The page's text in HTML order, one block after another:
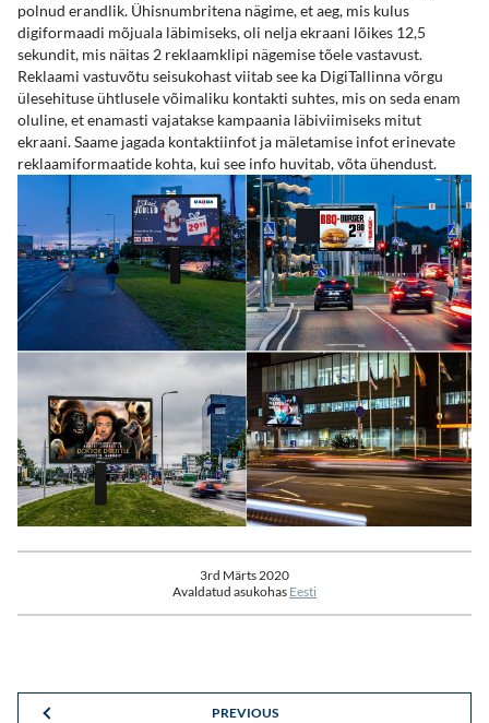
polnud erandlik. Ühisnumbritena nägime, et aeg, mis kulus
digiformaadi mõjuala läbimiseks, oli nelja ekraani lõikes 12,5
sekundit, mis näitas 2 reklaamklipi nägemise tõele vastavust.
Reklaami vastuvõtu seisukohast viitab see ka DigiTallinna võrgu
ülesehituse ühtlusele võimaliku kontakti suhtes, mis on seda enam
oluline, et enamasti vajatakse kampaania läbiviimiseks mitut
ekraani. Saame jagada kontaktiinfot ja mäletamise infot erinevate
reklaamiformaatide kohta, kui see info huvitab, võta ühendust.
3rd Märts 2020
Avaldatud asukohas Eesti
PREVIOUS